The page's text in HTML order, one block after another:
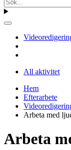
All aktivitet
Hem
Efterarbete
Arbeta med
Arbeta